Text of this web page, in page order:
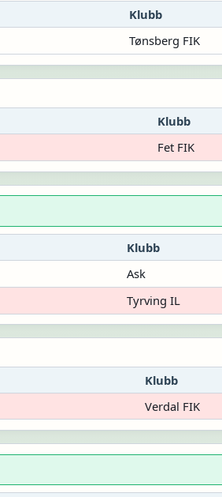
Klubb
Tønsberg FIK
Klubb
Fet FIK
Klubb
Ask
Tyrving IL
Klubb
Verdal FIK